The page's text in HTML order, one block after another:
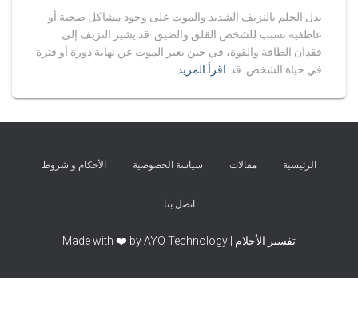
يدل الحلم بالنزيف الشديد والموت على وجود مشاكل صحية أو
عاطفية تسبب للشخص القلق والضيق. قد يشير النزيف إلى
فقدان الطاقة والقوة، في حين يعبر الموت عن نهاية دورة أو فترة
في حياة الشخص. قد اقرأ المزيد…
الرئيسية مقالات سياسة الخصوصية الأحكام و شروط
اتصل بنا
تفسير الأحلام | Made with ❤️ by AYO Technology